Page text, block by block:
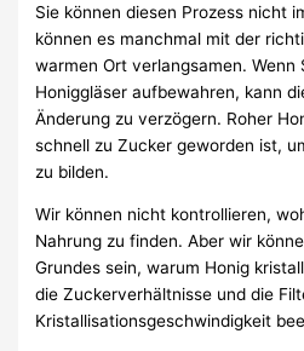
Sie können diesen Prozess nicht
können es manchmal mit der
warmen Ort verlangsamen. Wenn
Honiggläser aufbewahren, kann
Änderung zu verzögern. Roher
schnell zu Zucker geworden ist,
zu bilden.
Wir können nicht kontrollieren,
Nahrung zu finden. Aber wir
Grundes sein, warum Honig
die Zuckerverhältnisse und die
Kristallisationsgeschwindigkeit